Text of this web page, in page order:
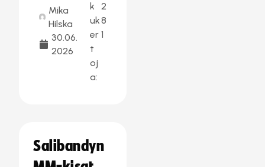
Mika
Hilska
30.06.
2026
k
uk
er
t
oj
a:
2
8
1
Salibandyn